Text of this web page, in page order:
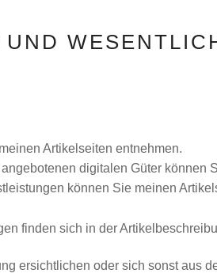
Artikelseiten entnehmen.
digitalen Güter können
können Sie meinen
finden sich in der
ersichtlichen oder sich sonst aus